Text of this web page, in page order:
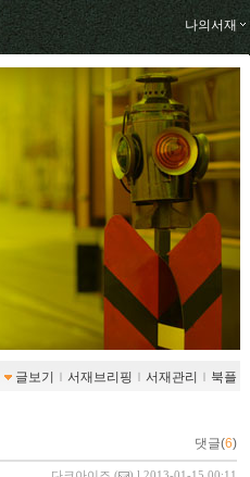
나의서재
글보기 ｌ 서재브리핑 ｌ 서재관리 ｌ 북플
댓글(6)